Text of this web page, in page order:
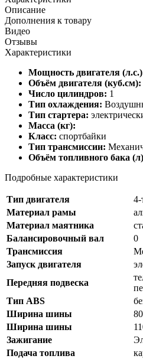
Описание
Дополнения к товару
Видео
Отзывы
Характеристики
Мощность двигателя
Объём двигателя (куб.см):
Число цилиндров: 1
Тип охлаждения:
Тип стартера:
Масса (кг):
Класс: спортбайки
Тип трансмиссии:
Объём топливного бака
Подробные характеристики
Тип двигателя
4-
Материал рамы
Материал маятника
Балансировочный вал
0
Трансмиссия
Запуск двигателя
Передняя подвеска
Тип ABS
Ширина шины
80
Ширина шины
Зажигание
Подача топлива